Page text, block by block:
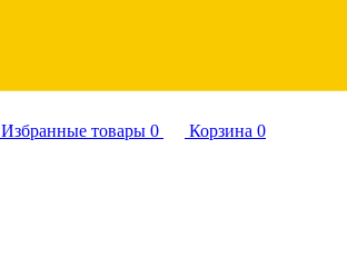
Избранные товары 0 Корзина 0